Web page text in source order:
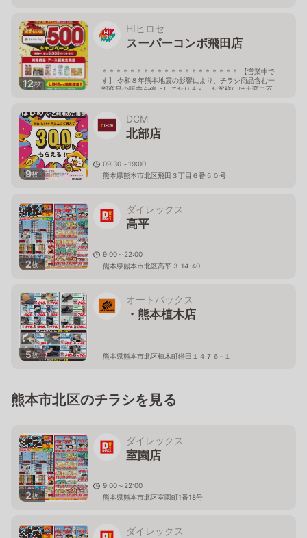
12枚
HIヒロセ
スーパーコンボ飛田店
＊＊＊＊＊＊＊＊＊＊＊＊＊＊＊＊＊＊＊＊ 【営業中で
す】 令和８年熊本地震の影響により、チラシ商品含む一
部商品の販売を停止しております。お客様には大変ご不
ださいませ。 ＊＊＊＊＊＊＊＊＊＊＊＊＊＊＊＊＊＊＊
＊ 09:30〜20:00
熊本県熊本市北区飛田町3丁目8番45号
9枚
DCM
北部店
09:30～19:00
熊本県熊本市北区飛田３丁目６番５０号
2枚
ダイレックス
高平
9:00～22:00
熊本県熊本市北区高平 3-14-40
5枚
オートバックス
・熊本植木店
熊本県熊本市北区植木町鐙田１４７６−１
熊本市北区のチラシを見る
2枚
ダイレックス
室園店
9:00～22:00
熊本県熊本市北区室園町1番18号
ダイレックス